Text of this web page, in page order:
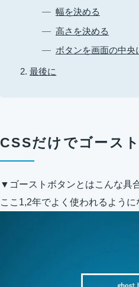
幅を決める
高さを決める
ボタンを画面の中央
最後に
CSSだけでゴース
▼ゴーストボタンとはこんな具
ここ1,2年でよく使われるように